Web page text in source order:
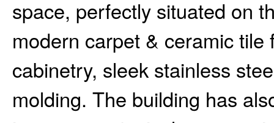
space, perfectly situated on
modern carpet & ceramic
cabinetry, sleek stainless
molding. The building has